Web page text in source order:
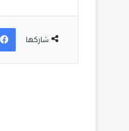
شاركها